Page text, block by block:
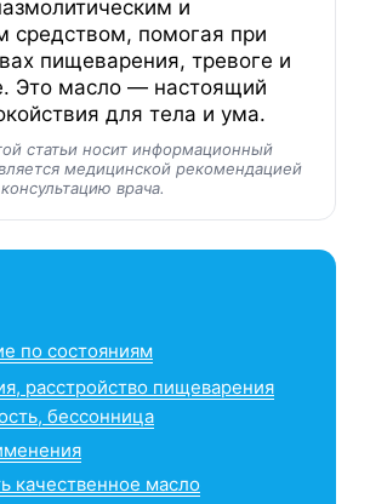
и
средством, помогая при
пищеварения, тревоге и
Это масло — настоящий
для тела и ума.
статьи носит информационный
медицинской рекомендацией
врача.
по состояниям
расстройство пищеварения
бессонница
качественное масло